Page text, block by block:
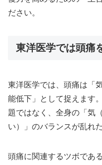
ださい。
東洋医学では頭痛
東洋医学では、頭痛は「
能低下」として捉えます
題ではなく、全身の「気
い）」のバランスが乱れ
頭痛に関連するツボである